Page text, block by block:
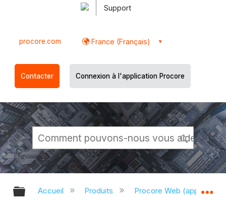
Support
procore.com France (Français)
Contacter Connexion à l'application Procore
Développer/réduire la hiérarchie
Accueil Produits Procore Web